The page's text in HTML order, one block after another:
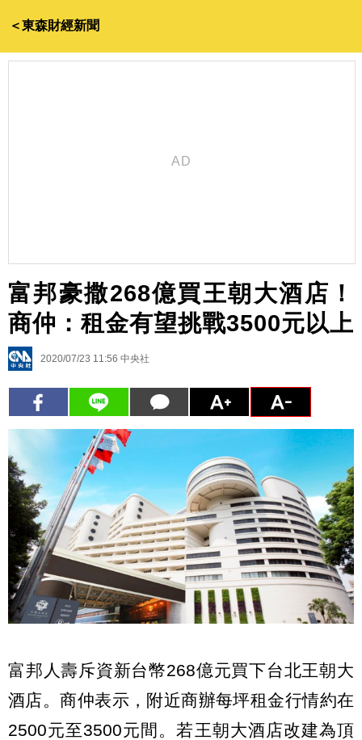
＜東森財經新聞
富邦豪撒268億買王朝大酒店！
商仲：租金有望挑戰3500元以上
2020/07/23 11:56 中央社
富邦人壽斥資新台幣268億元買下台北王朝大
酒店。商仲表示，附近商辦每坪租金行情約在
2500元至3500元間。若王朝大酒店改建為頂